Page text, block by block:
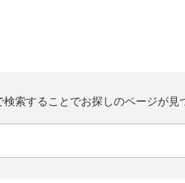
索することでお探しのページが見